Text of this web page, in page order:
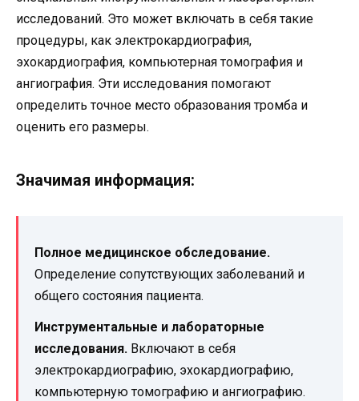
исследований. Это может включать в себя такие
процедуры, как электрокардиография,
эхокардиография, компьютерная томография и
ангиография. Эти исследования помогают
определить точное место образования тромба и
оценить его размеры.
Значимая информация:
Полное медицинское обследование.
Определение сопутствующих заболеваний и
общего состояния пациента.
Инструментальные и лабораторные
исследования. Включают в себя
электрокардиографию, эхокардиографию,
компьютерную томографию и ангиографию.